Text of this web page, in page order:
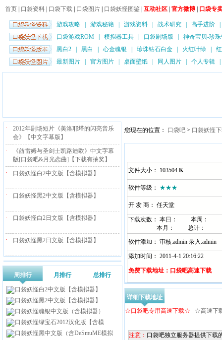
首页 口袋资料 口袋下载 口袋图片 口袋妖怪图鉴 互动社区 官方微博 口袋专
游戏攻略 游戏秘籍 游戏资料 战术研究 高手进阶
口袋游戏ROM
模拟器工具 口袋剧场版
神奇宝贝-珍
黑白2
黑白 心金魂银 珍珠钻石白金 火红叶绿
最新图片
官方图片 桌面壁纸 同人图片 个人专辑
·
2012年剧场短片《美洛耶塔的闪亮音乐
会》【中文字幕版】
·
《酋雷姆与圣剑士凯路迪欧》中文字幕
版[口袋吧&月光恋曲]【下载有抽奖】
·
口袋妖怪白2中文版【含模拟器】
· 口袋妖怪黑2中文版【含模拟器】
· 口袋妖怪白2日文版【含模拟器】
· 口袋妖怪黑2日文版【含模拟器】
周排行 月排行 总排行
口袋妖怪白2中文版【含模拟器】
口袋妖怪黑2中文版【含模拟器】
口袋妖怪魂银中文版（含模拟器）
口袋妖怪绿宝石2012汉化版【含模
口袋妖怪黑中文版（含DeSmuME模拟
您现在的位置： 口袋吧> 口袋妖怪
文件大小： 103504 K
软件等级： ★★★
开 发 商： 任天堂
下载次数： 本日：
本周：
本月：
总计：
软件添加： 审核:admin 录入:admin
添加时间： 2011-4-1 20:16:22
免费下载地址：口袋吧高速下载
详细下载地址
☆口袋吧专用高速下载☆
☆高速下
注意： 口袋吧独立服务器提供下载